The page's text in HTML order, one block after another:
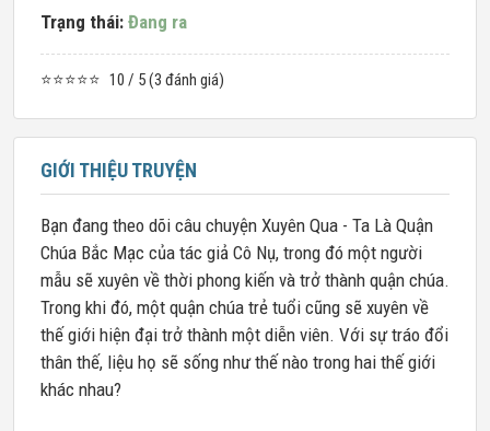
Trạng thái: Đang ra
⭐⭐⭐⭐⭐ 10 / 5 (3 đánh giá)
GIỚI THIỆU TRUYỆN
Bạn đang theo dõi câu chuyện Xuyên Qua - Ta Là Quận
Chúa Bắc Mạc của tác giả Cô Nụ, trong đó một người
mẫu sẽ xuyên về thời phong kiến và trở thành quận chúa.
Trong khi đó, một quận chúa trẻ tuổi cũng sẽ xuyên về
thế giới hiện đại trở thành một diễn viên. Với sự tráo đổi
thân thế, liệu họ sẽ sống như thế nào trong hai thế giới
khác nhau?